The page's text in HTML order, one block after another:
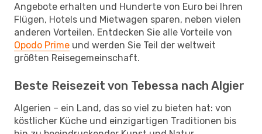
Angebote erhalten und Hunderte von Euro bei Ihren
Flügen, Hotels und Mietwagen sparen, neben vielen
anderen Vorteilen. Entdecken Sie alle Vorteile von
Opodo Prime und werden Sie Teil der weltweit
größten Reisegemeinschaft.
Beste Reisezeit von Tebessa nach Algier
Algerien – ein Land, das so viel zu bieten hat: von
köstlicher Küche und einzigartigen Traditionen bis